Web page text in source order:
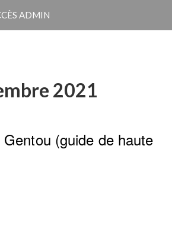
ADMIN
2021
(guide de haute